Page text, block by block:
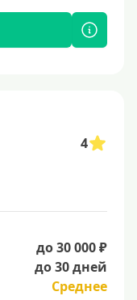
4
до 30 000 ₽
до 30 дней
Среднее